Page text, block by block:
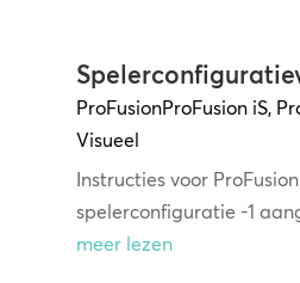
ProFusionProFusion iS,
Visueel
Instructies voor
spelerconfiguratie -1
meer lezen